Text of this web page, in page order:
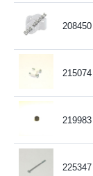
208450
215074
219983
225347